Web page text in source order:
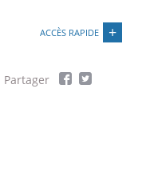
ACCÈS RAPIDE